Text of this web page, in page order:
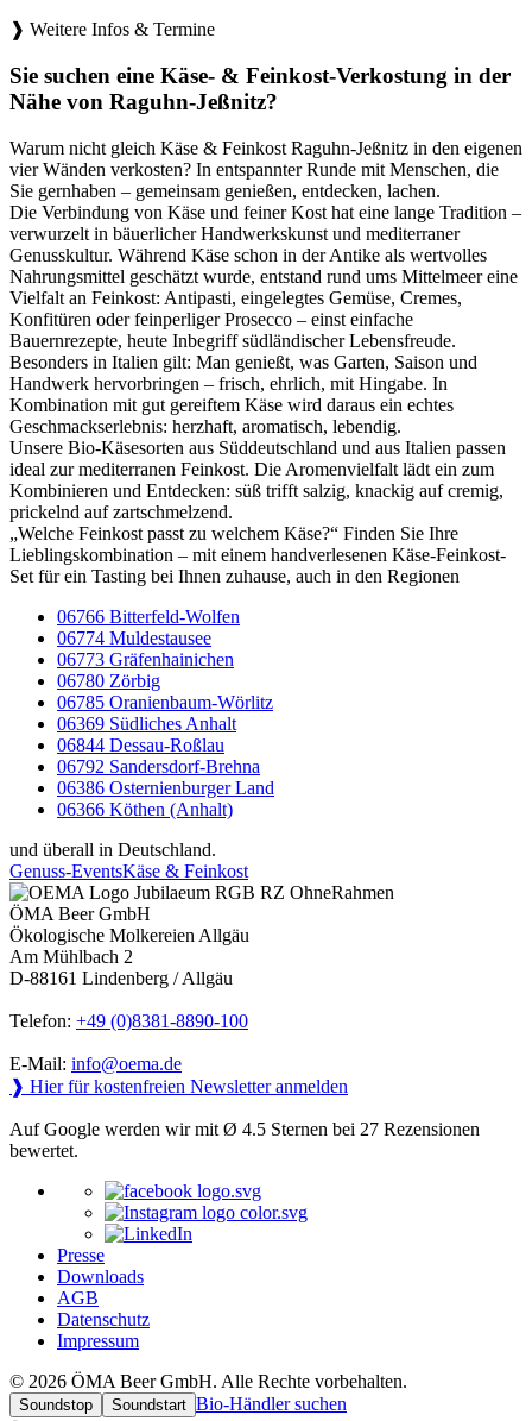
❱ Weitere Infos & Termine
Sie suchen eine Käse- & Feinkost-Verkostung in der
Nähe von Raguhn-Jeßnitz?
Warum nicht gleich Käse & Feinkost Raguhn-Jeßnitz in den eigenen
vier Wänden verkosten? In entspannter Runde mit Menschen, die
Sie gernhaben – gemeinsam genießen, entdecken, lachen.
Die Verbindung von Käse und feiner Kost hat eine lange Tradition –
verwurzelt in bäuerlicher Handwerkskunst und mediterraner
Genusskultur. Während Käse schon in der Antike als wertvolles
Nahrungsmittel geschätzt wurde, entstand rund ums Mittelmeer eine
Vielfalt an Feinkost: Antipasti, eingelegtes Gemüse, Cremes,
Konfitüren oder feinperliger Prosecco – einst einfache
Bauernrezepte, heute Inbegriff südländischer Lebensfreude.
Besonders in Italien gilt: Man genießt, was Garten, Saison und
Handwerk hervorbringen – frisch, ehrlich, mit Hingabe. In
Kombination mit gut gereiftem Käse wird daraus ein echtes
Geschmackserlebnis: herzhaft, aromatisch, lebendig.
Unsere Bio-Käsesorten aus Süddeutschland und aus Italien passen
ideal zur mediterranen Feinkost. Die Aromenvielfalt lädt ein zum
Kombinieren und Entdecken: süß trifft salzig, knackig auf cremig,
prickelnd auf zartschmelzend.
„Welche Feinkost passt zu welchem Käse?“ Finden Sie Ihre
Lieblingskombination – mit einem handverlesenen Käse-Feinkost-
Set für ein Tasting bei Ihnen zuhause, auch in den Regionen
06766 Bitterfeld-Wolfen
06774 Muldestausee
06773 Gräfenhainichen
06780 Zörbig
06785 Oranienbaum-Wörlitz
06369 Südliches Anhalt
06844 Dessau-Roßlau
06792 Sandersdorf-Brehna
06386 Osternienburger Land
06366 Köthen (Anhalt)
und überall in Deutschland.
Genuss-EventsKäse & Feinkost
ÖMA Beer GmbH
Ökologische Molkereien Allgäu
Am Mühlbach 2
D-88161 Lindenberg / Allgäu
Telefon: +49 (0)8381-8890-100
E-Mail: info@oema.de
❱ Hier für kostenfreien Newsletter anmelden
Auf Google werden wir mit Ø 4.5 Sternen bei 27 Rezensionen
bewertet.
Presse
Downloads
AGB
Datenschutz
Impressum
© 2026 ÖMA Beer GmbH. Alle Rechte vorbehalten.
Soundstop Soundstart Bio-Händler suchen